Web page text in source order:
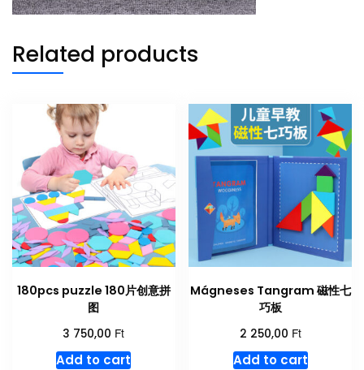
Related products
180pcs puzzle 180片创意拼
图
3 750,00 Ft
Add to cart
Mágneses Tangram 磁性七
巧板
2 250,00 Ft
Add to cart